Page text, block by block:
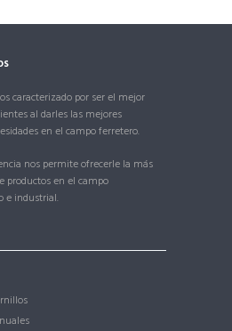
caracterizado por ser el mejor
al darles las mejores
en el campo ferretero.
nos permite ofrecerle la más
productos en el campo
e industrial.